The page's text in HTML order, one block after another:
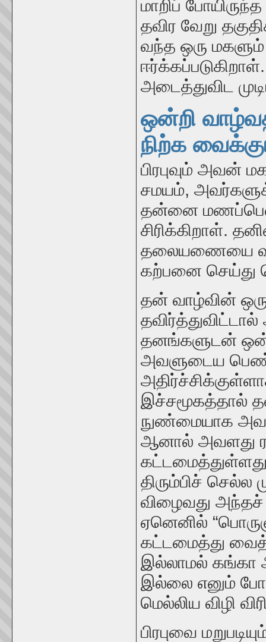
மாறிப்
தவிர வேறு
வந்த ஒரு
அடைத்துவிட
ஒன்றி
நிற்க
பிரபுவும் அவன்
சமயம்,
தன்னை
சிரிக்கிறாள்.
தலையணையை
கற்பனை செய்து
தன் வாழ்வின்
தனங்களுடன்
அவளுடைய
இச்சமூகத்தால்
நுண்மையாக
ஆனால் அவளது
திரும்பிச்
விழைவது அந்தச்
ஏனெனில்
கட்டமைத்து
இல்லாமல் கங்கா
இல்லை எனும்
மெல்லிய விழி
பிரபுவை